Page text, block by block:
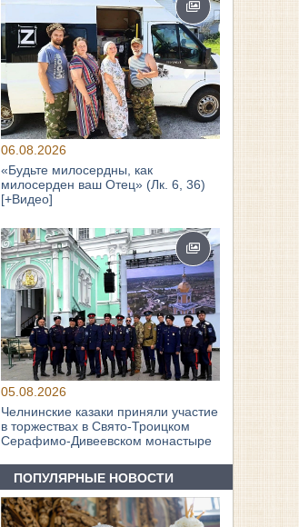
06.08.2026
«Будьте милосердны, как
милосерден ваш Отец» (Лк. 6, 36)
[+Видео]
05.08.2026
Челнинские казаки приняли участие
в торжествах в Свято‑Троицком
Серафимо‑Дивеевском монастыре
ПОПУЛЯРНЫЕ НОВОСТИ